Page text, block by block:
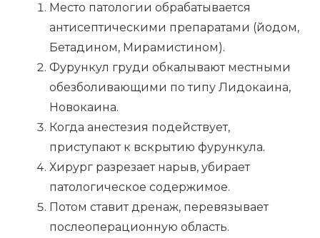
Место патологии обрабатывается
антисептическими препаратами (йодом,
Бетадином, Мирамистином).
Фурункул груди обкалывают местными
обезболивающими по типу Лидокаина,
Новокаина.
Когда анестезия подействует,
приступают к вскрытию фурункула.
Хирург разрезает нарыв, убирает
патологическое содержимое.
Потом ставит дренаж, перевязывает
послеоперационную область.